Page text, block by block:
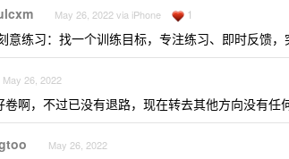
May 26, 2022 via iPhone 1
意练习：找一个训练目标，专注练习、即时反馈，
May 26, 2022
卷啊，不过已没有退路，现在转去其他方向没有任
May 26, 2022